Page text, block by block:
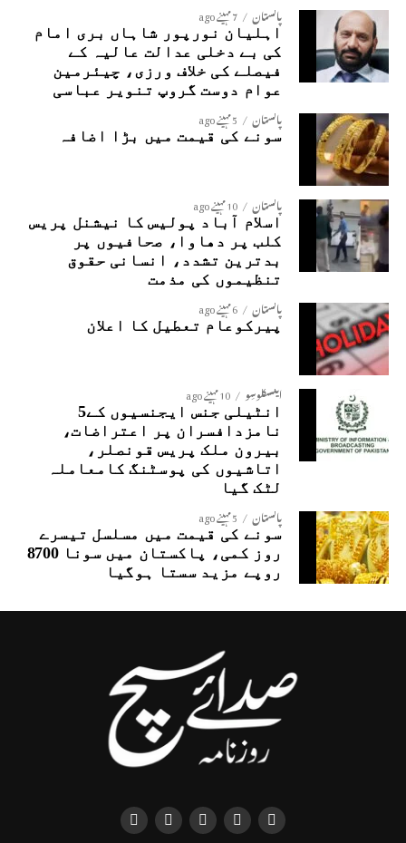
پاکستان 7 مہینے ago
اہلیان نورپور شاہاں بری امام
کی بے دخلی عدالت عالیہ کے
فیصلے کی خلاف ورزی، چیئرمین
عوام دوست گروپ تنویر عباسی
پاکستان 5 مہینے ago
سونے کی قیمت میں بڑا اضافہ
پاکستان 10 مہینے ago
اسلام آباد پولیس کا نیشنل پریس
کلب پر دھاوا، صحافیوں پر
بدترین تشدد، انسانی حقوق
تنظیموں کی مذمت
پاکستان 6 مہینے ago
پیرکوعام تعطیل کا اعلان
ایکسکلوسِو 10 مہینے ago
انٹیلی جنس ایجنسیوں کے5
نامزدافسران پر اعتراضات،
بیرون ملک پریس قونصلر،
اتاشیوں کی پوسٹنگ کامعاملہ
لٹک گیا
پاکستان 5 مہینے ago
سونے کی قیمت میں مسلسل تیسرے
روز کمی، پاکستان میں سونا 8700
روپے مزید سستا ہوگیا